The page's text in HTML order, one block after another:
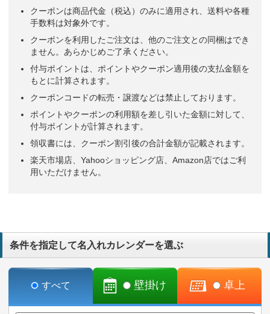
クーポンは商品代金（税込）のみに適用され、送料や各種
手数料は対象外です。
クーポンを利用したご注文は、他のご注文との同梱はでき
ません。あらかじめご了承ください。
付与ポイントは、ポイントやクーポン適用後の支払金額を
もとに計算されます。
クーポンコードの転売・譲渡などは禁止しております。
ポイントやクーポンの利用額を差し引いた金額に対して、
付与ポイントが計算されます。
領収書には、クーポン割引後の合計金額が記載されます。
楽天市場店、Yahooショッピング店、Amazon店ではご利
用いただけません。
条件を指定して名入れカレンダーを選ぶ
すべて 壁掛け 卓上